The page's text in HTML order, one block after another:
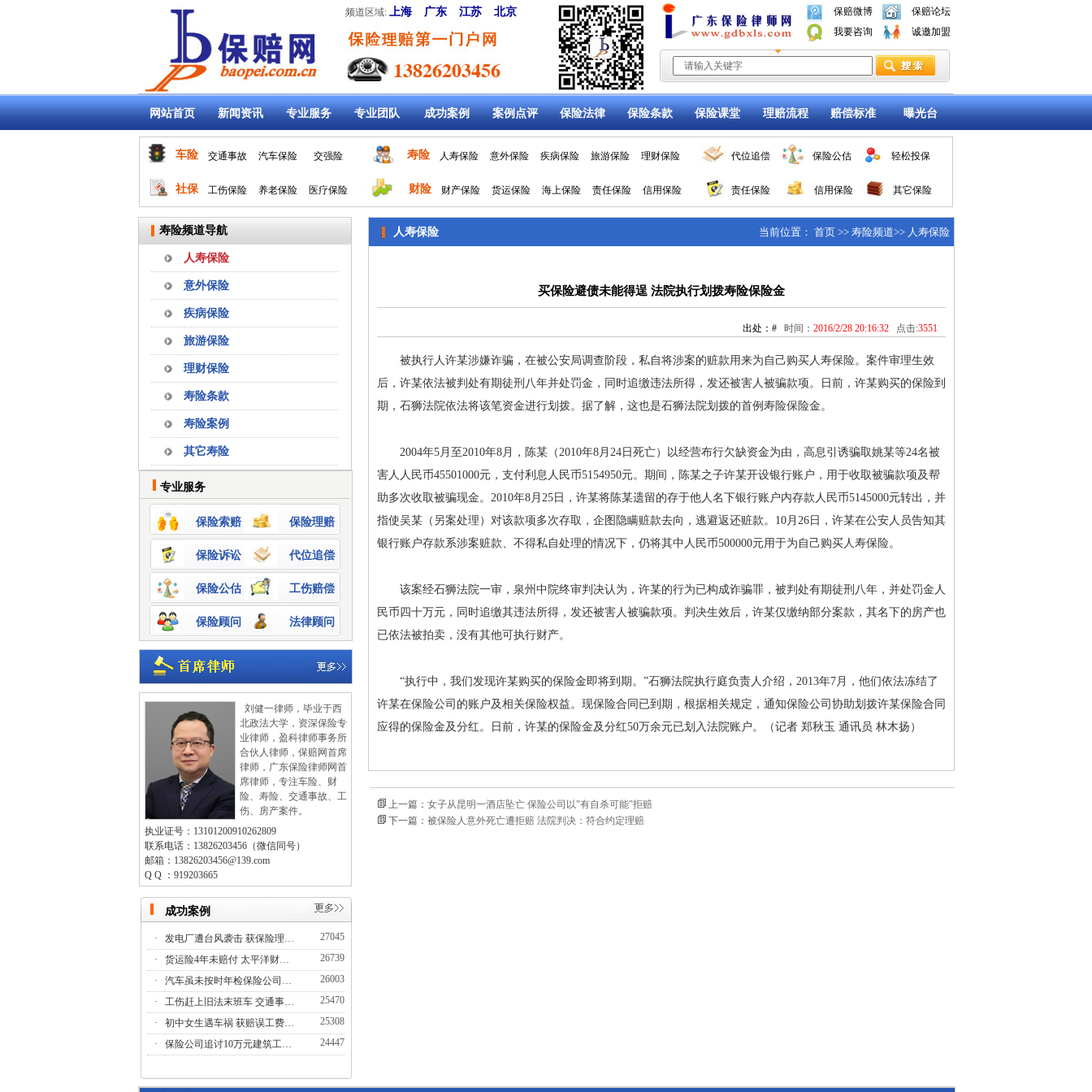
频道区域: 上海 广东 江苏 北京 保赔微博
保赔论坛
我要咨询
诚邀加盟
网站首页 新闻资讯 专业服务 专业团队 成功案例 案例点评 保险法律 保险条款 保险课堂 理赔流程 赔偿标准 曝光台
车险 交通事故 汽车保险 交强险 寿险 人寿保险 意外保险 疾病保险 旅游保险 理财保险
社保 工伤保险 养老保险 医疗保险 财险 财产保险 货运保险 海上保险 责任保险 信用保险
代位追偿 保险公估 轻松投保
责任保险 信用保险 其它保险
寿险频道导航
人寿保险
意外保险
疾病保险
旅游保险
理财保险
寿险条款
寿险案例
其它寿险
专业服务
保险索赔 保险理赔
保险诉讼 代位追偿
保险公估 工伤赔偿
保险顾问 法律顾问
刘健一律师，毕业于西
北政法大学，资深保险专
业律师，盈科律师事务所
合伙人律师，保赔网首席
律师，广东保险律师网首
席律师，专注车险、财
险、寿险、交通事故、工
伤、房产案件。
执业证号：13101200910262809
联系电话：13826203456（微信同号）
邮箱：13826203456@139.com
Q Q ：919203665
成功案例
· 发电厂遭台风袭击 获保险理…
27045
·
货运险4年未赔付 太平洋财…
26739
·
汽车虽未按时年检保险公司…
26003
·
工伤赶上旧法末班车 交通事…
25470
·
初中女生遇车祸 获赔误工费…
25308
·
保险公司追讨10万元建筑工… 24447
人寿保险 当前位置： 首页 >> 寿险频道>> 人寿保险
买保险避债未能得逞 法院执行划拨寿险保险金
出处：#时间： 2016/2/28 20:16:32点击:3551
被执行人许某涉嫌诈骗，在被公安局调查阶段，私自将涉案的赃款用来为自己购买人寿保险。案件审理生效
后，许某依法被判处有期徒刑八年并处罚金，同时追缴违法所得，发还被害人被骗款项。日前，许某购买的保险到
期，石狮法院依法将该笔资金进行划拨。据了解，这也是石狮法院划拨的首例寿险保险金。
2004年5月至2010年8月，陈某（2010年8月24日死亡）以经营布行欠缺资金为由，高息引诱骗取姚某等24名被
害人人民币45501000元，支付利息人民币5154950元。期间，陈某之子许某开设银行账户，用于收取被骗款项及帮
助多次收取被骗现金。2010年8月25日，许某将陈某遗留的存于他人名下银行账户内存款人民币5145000元转出，并
指使吴某（另案处理）对该款项多次存取，企图隐瞒赃款去向，逃避返还赃款。10月26日，许某在公安人员告知其
银行账户存款系涉案赃款、不得私自处理的情况下，仍将其中人民币500000元用于为自己购买人寿保险。
该案经石狮法院一审，泉州中院终审判决认为，许某的行为已构成诈骗罪，被判处有期徒刑八年，并处罚金人
民币四十万元，同时追缴其违法所得，发还被害人被骗款项。判决生效后，许某仅缴纳部分案款，其名下的房产也
已依法被拍卖，没有其他可执行财产。
“执行中，我们发现许某购买的保险金即将到期。”石狮法院执行庭负责人介绍，2013年7月，他们依法冻结了
许某在保险公司的账户及相关保险权益。现保险合同已到期，根据相关规定，通知保险公司协助划拨许某保险合同
应得的保险金及分红。日前，许某的保险金及分红50万余元已划入法院账户。（记者 郑秋玉 通讯员 林木扬）
上一篇： 女子从昆明一酒店坠亡 保险公司以"有自杀可能"拒赔
下一篇： 被保险人意外死亡遭拒赔 法院判决：符合约定理赔